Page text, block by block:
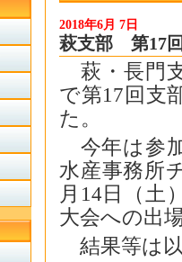
2018年6月 7日
萩支部 第17
萩・長門
で第17回支
た。
今年は参
水産事務所
月14日（土
大会への出
結果等は